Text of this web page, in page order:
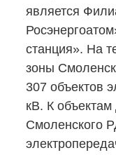
является
станция». На
зоны
307 объектов
кВ. К объектам
Смоленского